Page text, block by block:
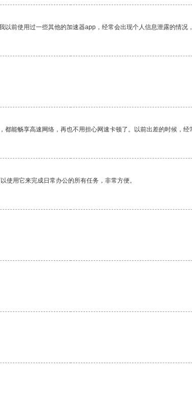
前使用过一些其他的加速器app，经常会出现个人信息泄露的情况
能畅享高速网络，再也不用担心网速卡顿了。以前出差的时候，
使用它来完成日常办公的所有任务，非常方便。